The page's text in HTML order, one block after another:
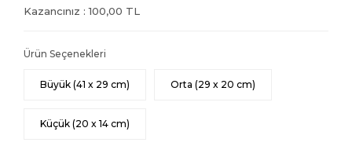
Kazancınız : 100,00 TL
Ürün Seçenekleri
Büyük (41 x 29 cm) Orta (29 x 20 cm)
Küçük (20 x 14 cm)